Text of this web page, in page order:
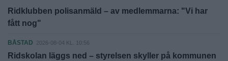
Ridklubben polisanmäld – av medlemmarna: "Vi har
fått nog"
BÅSTAD 2026-08-04 KL. 10:56
Ridskolan läggs ned – styrelsen skyller på kommunen